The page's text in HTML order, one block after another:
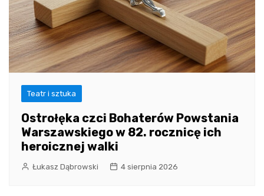
Teatr i sztuka
Ostrołęka czci Bohaterów Powstania
Warszawskiego w 82. rocznicę ich
heroicznej walki
Łukasz Dąbrowski 4 sierpnia 2026